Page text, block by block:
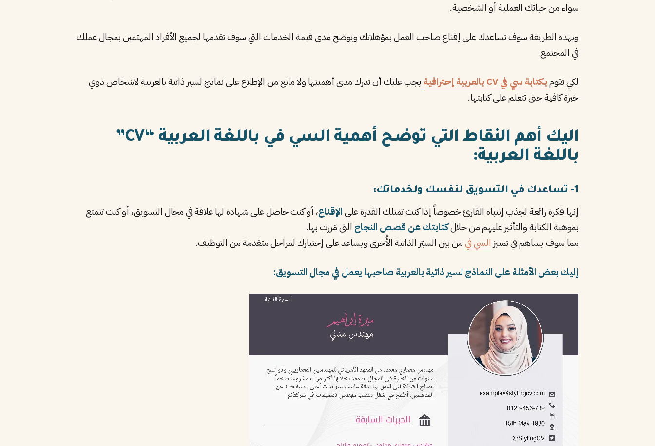
سواء من حياتك العملية أو الشخصية.
وبهذه الطريقة سوف تساعدك على إقناع صاحب العمل بمؤهلاتك ويوضح مدى قيمة الخدمات التي سوف تقدمها لجميع الأفراد المهتمين بمجال عملك
في المجتمع.
لكي تقومبكتابة سي في CV بالعربية إحترافية
يجب عليك أن تدرك مدى أهميتها ولا مانع من الإطلاع على نماذج لسير ذاتية بالعربية لاشخاص ذوي
خبرة كافية حتى تتعلم على كتابتها.
اليك أهم النقاط التي توضح أهمية السي في باللغة العربية “CV”
باللغة العربية:
1- تساعدك في التسويق لنفسك ولخدماتك:
إنها فكرة رائعة لجذب إنتباه القارئ خصوصاً إذا كنت تمتلك القدرة علىالإقناع، أو كنت حاصل على شهادة لها علاقة في مجال التسويق، أو كنت تتمتع
بموهبة الكتابة والتأثير عليهم من خلالكتابتك عن قصص النجاح التي مَررت بها.
مما سوف يساهم في تمييز السي فيمن بين السيّر الذاتية الأُخرى ويساعد على إختيارك لمراحل متقدمة من التوظيف.
إليك بعض الأمثلة على النماذج لسير ذاتية بالعربية صاحبها يعمل في مجال التسويق: